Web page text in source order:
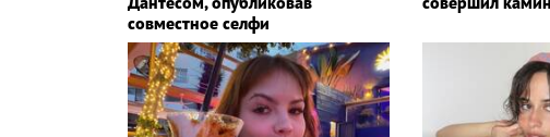
совместное селфи